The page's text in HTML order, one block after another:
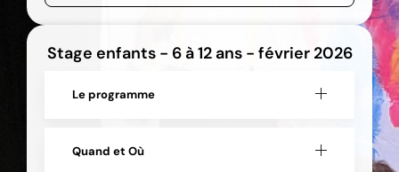
Stage enfants - 6 à 12 ans - février 2026
Le programme
Quand et Où